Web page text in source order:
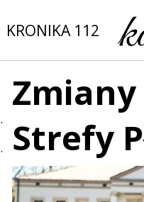
KRONIKA 112
Strefy